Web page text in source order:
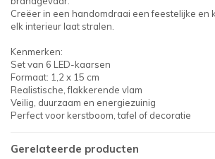
Creëer in een handomdraai een feestelijke en
elk interieur laat stralen.
Kenmerken:
Set van 6 LED-kaarsen
Formaat: 1,2 x 15 cm
Realistische, flakkerende vlam
Veilig, duurzaam en energiezuinig
Perfect voor kerstboom, tafel of decoratie
Gerelateerde producten